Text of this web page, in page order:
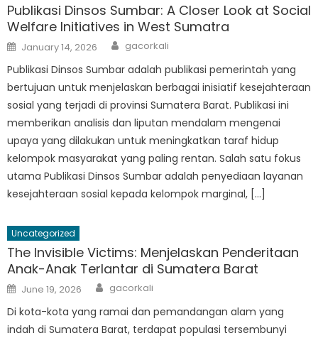
Publikasi Dinsos Sumbar: A Closer Look at Social
Welfare Initiatives in West Sumatra
Posted
on
January 14, 2026 Author
gacorkali
Publikasi Dinsos Sumbar adalah publikasi pemerintah yang
bertujuan untuk menjelaskan berbagai inisiatif kesejahteraan
sosial yang terjadi di provinsi Sumatera Barat. Publikasi ini
memberikan analisis dan liputan mendalam mengenai
upaya yang dilakukan untuk meningkatkan taraf hidup
kelompok masyarakat yang paling rentan. Salah satu fokus
utama Publikasi Dinsos Sumbar adalah penyediaan layanan
kesejahteraan sosial kepada kelompok marginal, […]
Uncategorized
The Invisible Victims: Menjelaskan Penderitaan
Anak-Anak Terlantar di Sumatera Barat
Posted
on
June 19, 2026 Author
gacorkali
Di kota-kota yang ramai dan pemandangan alam yang
indah di Sumatera Barat, terdapat populasi tersembunyi